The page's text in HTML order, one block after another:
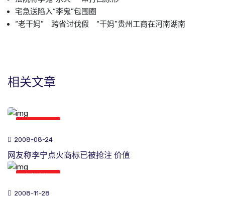
宅急送陷入“李鬼”包围圈
“老干妈” 跨省讨伐假 “干妈”贵州工商在河南湖南
相关文章
2008-08-24
网友称李宁点火商标已被抢注 价值
2008-11-28